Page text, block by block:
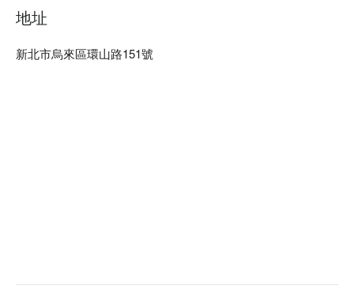
馥森阪治 Trio優惠、馥森阪治 Trio住宿方案、馥森阪治 Trio休
息方案立刻查看⬇︎
地址
新北市烏來區環山路151號